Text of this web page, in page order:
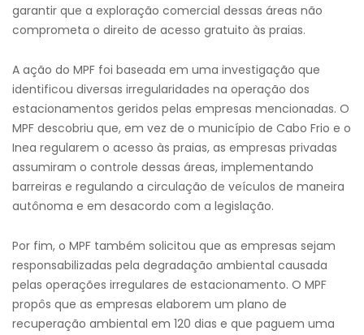
garantir que a exploração comercial dessas áreas não
comprometa o direito de acesso gratuito às praias.
A ação do MPF foi baseada em uma investigação que
identificou diversas irregularidades na operação dos
estacionamentos geridos pelas empresas mencionadas. O
MPF descobriu que, em vez de o município de Cabo Frio e o
Inea regularem o acesso às praias, as empresas privadas
assumiram o controle dessas áreas, implementando
barreiras e regulando a circulação de veículos de maneira
autônoma e em desacordo com a legislação.
Por fim, o MPF também solicitou que as empresas sejam
responsabilizadas pela degradação ambiental causada
pelas operações irregulares de estacionamento. O MPF
propôs que as empresas elaborem um plano de
recuperação ambiental em 120 dias e que paguem uma